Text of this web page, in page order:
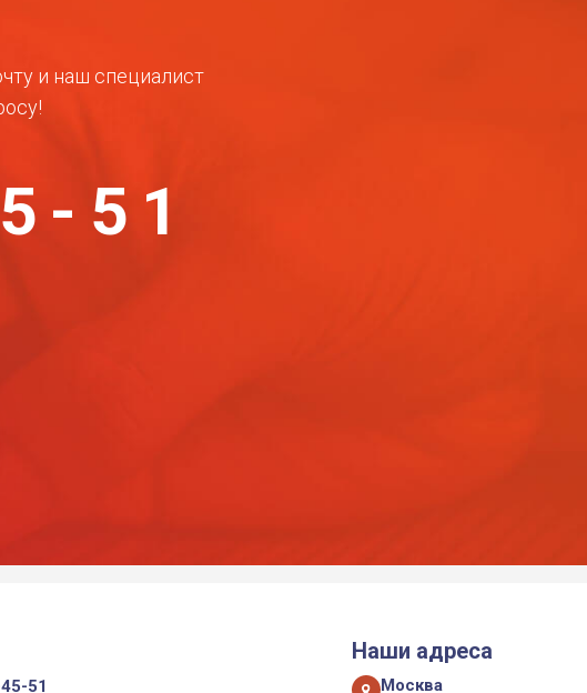
и наш специалист
51
51
Наши адреса
Москва